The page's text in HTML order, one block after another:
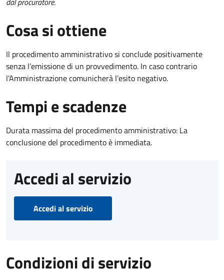
Cosa si ottiene
Il procedimento amministrativo si conclude positivamente
senza l’emissione di un provvedimento. In caso contrario
l’Amministrazione comunicherà l’esito negativo.
Tempi e scadenze
Durata massima del procedimento amministrativo: La
conclusione del procedimento è immediata.
Accedi al servizio
Accedi al servizio
Condizioni di servizio